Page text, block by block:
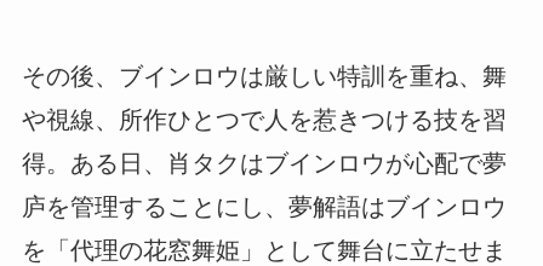
その後、ブインロウは厳しい特訓を重ね、舞
や視線、所作ひとつで人を惹きつける技を習
得。ある日、肖タクはブインロウが心配で夢
庐を管理することにし、夢解語はブインロウ
を「代理の花窓舞姫」として舞台に立たせま